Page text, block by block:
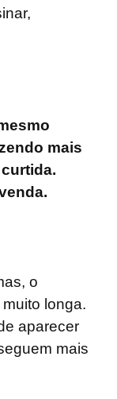
mais
o
longa.
aparecer
mais